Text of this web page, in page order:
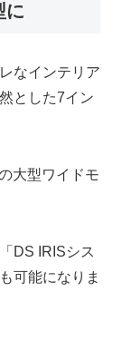
に
なインテリア
とした7イン
大型ワイドモ
DS IRISシス
可能になりま